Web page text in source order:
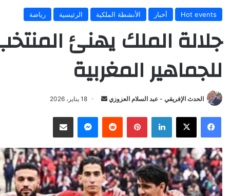
Hot events أخبار الأنشطة الملكية الرئيسية رياضة
جلالة الملك يهنئ
للجماهير المغربية
الحدث الإفريقي - عبد السلام العزوزي
Send
email
18 يناير، 2026
Facebook
X
LinkedIn
Pinterest
Reddit
Messengerانشر عبر البريد الإلكتروني